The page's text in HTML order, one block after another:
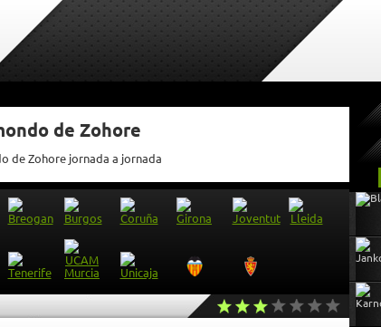
de Zohore
de Zohore jornada a jornada